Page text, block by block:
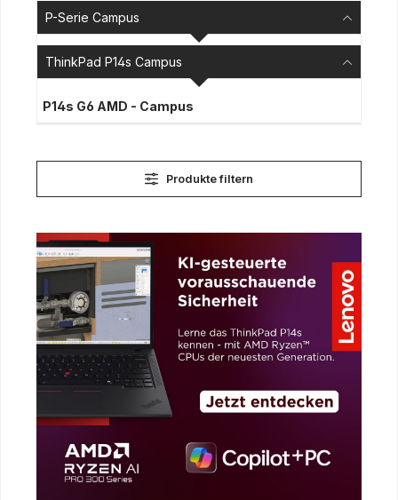
P-Serie Campus
ThinkPad P14s Campus
P14s G6 AMD - Campus
Produkte filtern